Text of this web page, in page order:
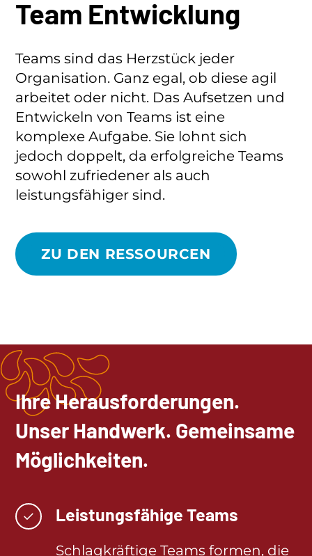
Team Entwicklung
Teams sind das Herzstück jeder
Organisation. Ganz egal, ob diese agil
arbeitet oder nicht. Das Aufsetzen und
Entwickeln von Teams ist eine
komplexe Aufgabe. Sie lohnt sich
jedoch doppelt, da erfolgreiche Teams
sowohl zufriedener als auch
leistungsfähiger sind.
ZU DEN RESSOURCEN
Ihre Herausforderungen.
Unser Handwerk. Gemeinsame
Möglichkeiten.
✓ Leistungsfähige Teams
Schlagkräftige Teams formen, die